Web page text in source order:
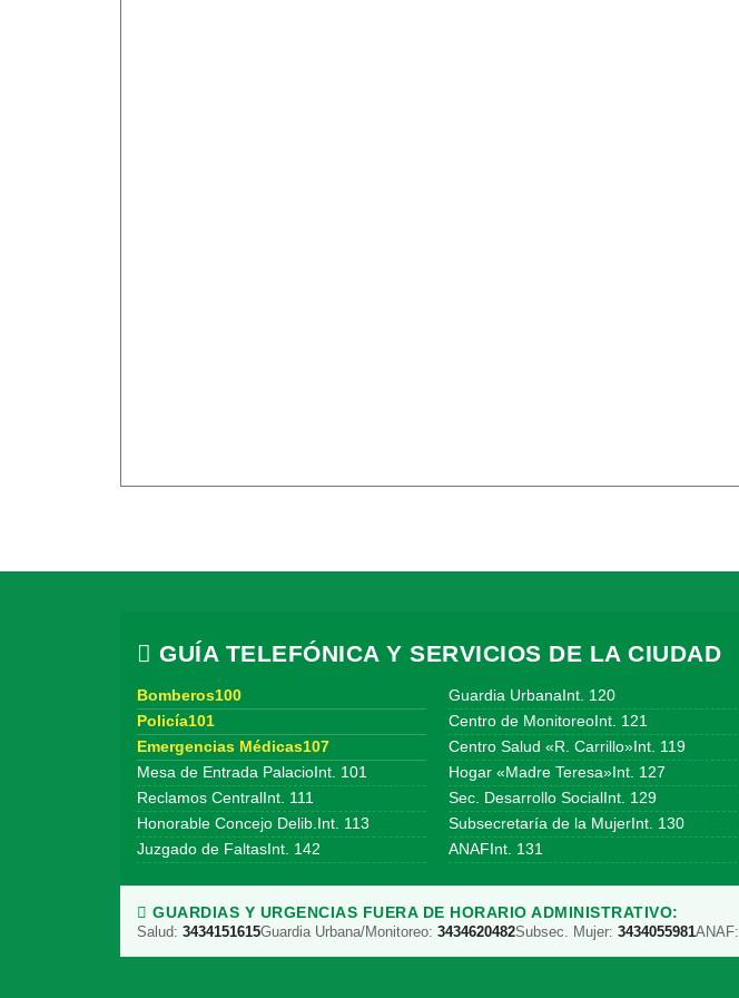
GUÍA TELEFÓNICA Y SERVICIOS DE LA CIUDAD
Bomberos100
Policía101
Emergencias Médicas107
Mesa de Entrada PalacioInt. 101
Reclamos CentralInt. 111
Honorable Concejo Delib.Int. 113
Juzgado de FaltasInt. 142
Guardia UrbanaInt. 120
Centro de MonitoreoInt. 121
Centro Salud «R. Carrillo»Int. 119
Hogar «Madre Teresa»Int. 127
Sec. Desarrollo SocialInt. 129
Subsecretaría de la MujerInt. 130
ANAFInt. 131
GUARDIAS Y URGENCIAS FUERA DE HORARIO ADMINISTRATIVO:
Salud: 3434151615Guardia Urbana/Monitoreo: 3434620482Subsec. Mujer: 3434055981ANAF: